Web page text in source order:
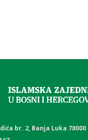
br. 2, Banja Luka 78000